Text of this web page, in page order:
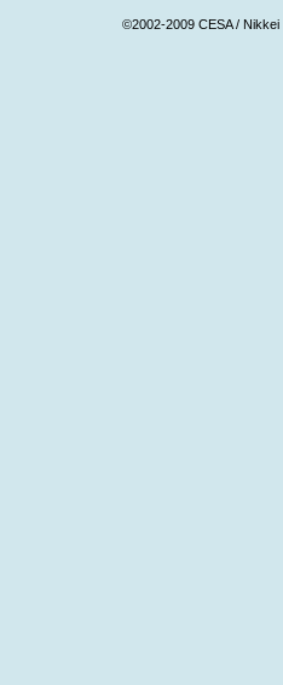
©2002-2009 CESA /